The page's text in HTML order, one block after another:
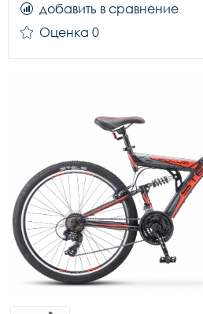
добавить в сравнение
Оценка 0